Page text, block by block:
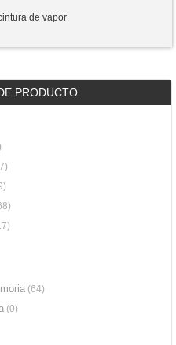
de vapor
PRODUCTO
(64)
(0)